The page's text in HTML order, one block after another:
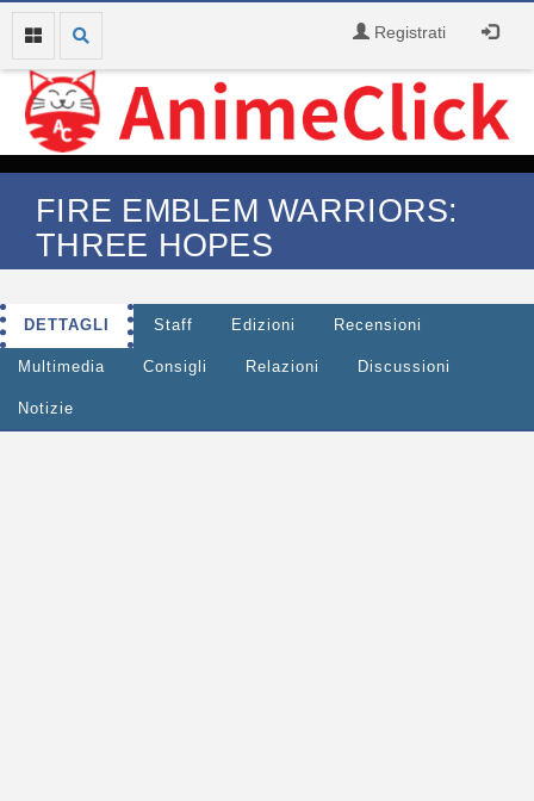
Registrati
FIRE EMBLEM WARRIORS:
THREE HOPES
DETTAGLI Staff Edizioni Recensioni
Multimedia Consigli Relazioni Discussioni
Notizie